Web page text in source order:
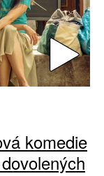
komedie